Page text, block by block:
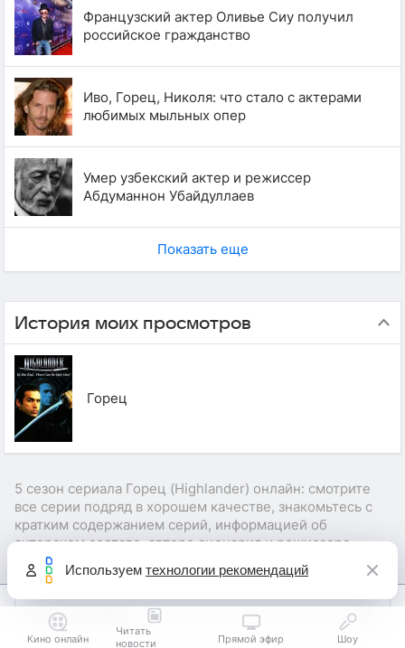
Французский актер Оливье Сиу получил
российское гражданство
Иво, Горец, Николя: что стало с актерами
любимых мыльных опер
Умер узбекский актер и режиссер
Абдуманнон Убайдуллаев
Показать еще
История моих просмотров
Горец
5 сезон сериала Горец (Highlander) онлайн: смотрите
все серии подряд в хорошем качестве, знакомьтесь с
кратким содержанием серий, информацией об
актерском составе, авторе сценария и режиссере
сериала.
Используем технологии рекомендаций
Кино онлайн
Читать
новости
Прямой эфир Шоу